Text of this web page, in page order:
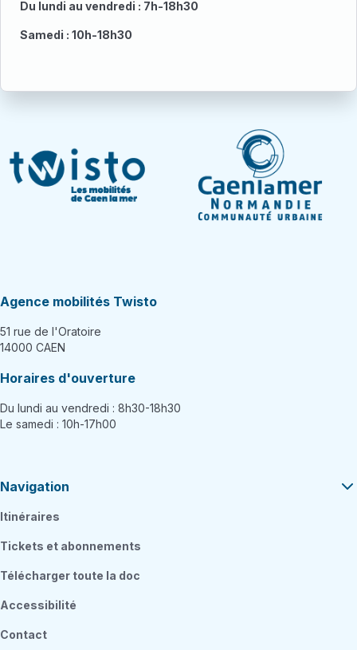
Du lundi au vendredi : 7h-18h30
Samedi : 10h-18h30
Agence mobilités Twisto
51 rue de l'Oratoire
14000 CAEN
Horaires d'ouverture
Du lundi au vendredi : 8h30-18h30
Le samedi : 10h-17h00
Navigation
Itinéraires
Tickets et abonnements
Télécharger toute la doc
Accessibilité
Contact